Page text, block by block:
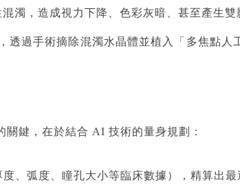
濁，造成視力下降、色彩灰暗、甚至產生雙
過手術摘除混濁水晶體並植入「多焦點
鍵，在於結合 AI 技術的量身規劃：
度、弧度、瞳孔大小等臨床數據），精算出